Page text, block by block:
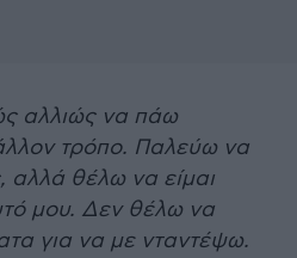
αλλιώς να πάω
τρόπο. Παλεύω να
θέλω να είμαι
μου. Δεν θέλω να
για να με νταντέψω.